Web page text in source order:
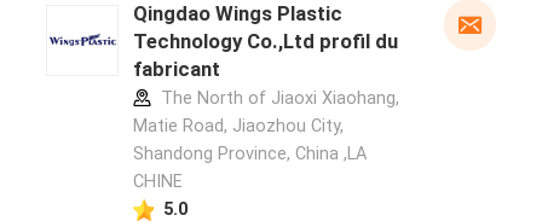
Qingdao Wings Plastic
Technology Co.,Ltd profil du
fabricant
The North of Jiaoxi Xiaohang,
Matie Road, Jiaozhou City,
Shandong Province, China ,LA
CHINE
5.0